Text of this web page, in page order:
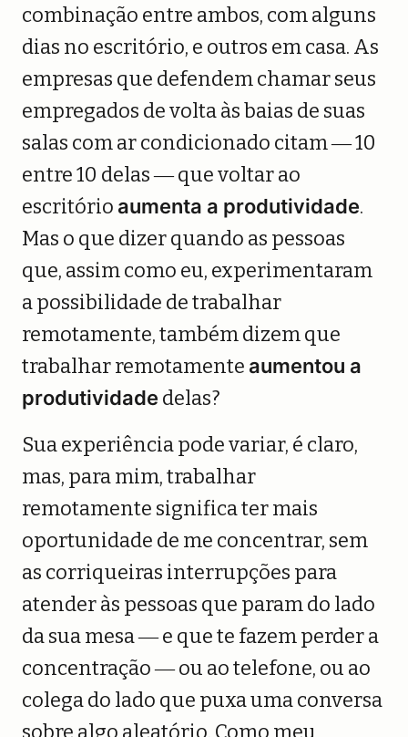
combinação entre ambos, com alguns
dias no escritório, e outros em casa. As
empresas que defendem chamar seus
empregados de volta às baias de suas
salas com ar condicionado citam ― 10
entre 10 delas ― que voltar ao
escritório aumenta a produtividade.
Mas o que dizer quando as pessoas
que, assim como eu, experimentaram
a possibilidade de trabalhar
remotamente, também dizem que
trabalhar remotamente aumentou a
produtividade delas?
Sua experiência pode variar, é claro,
mas, para mim, trabalhar
remotamente significa ter mais
oportunidade de me concentrar, sem
as corriqueiras interrupções para
atender às pessoas que param do lado
da sua mesa ― e que te fazem perder a
concentração ― ou ao telefone, ou ao
colega do lado que puxa uma conversa
sobre algo aleatório. Como meu